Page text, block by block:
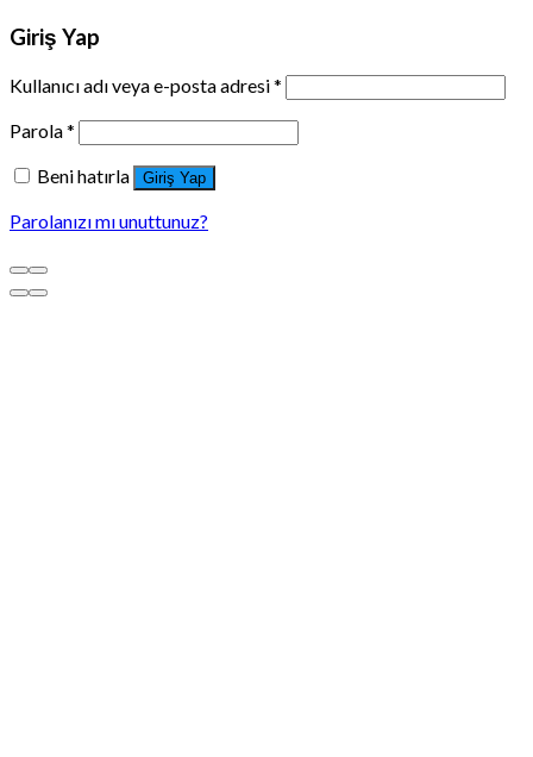
Giriş Yap
Kullanıcı adı veya e-posta adresi*
Parola*
Beni hatırla
Giriş Yap
Parolanızı mı unuttunuz?